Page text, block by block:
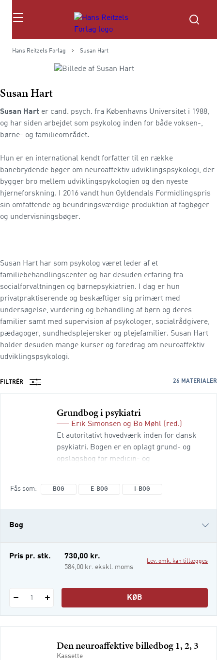
Søg
Hans Reitzels Forlag Susan Hart
Susan Hart
Susan Hart er cand. psych. fra Københavns Universitet i 1988,
og har siden arbejdet som psykolog inden for både voksen-,
børne- og familieområdet.
Hun er en international kendt forfatter til en række
banebrydende bøger om neuroaffektiv udviklingspsykologi, der
bygger bro mellem udviklingspykologien og den nyeste
hjerneforskning. I 2016 vandt hun Gyldendals Formidlingspris
sin omfattende og beundringsværdige produktion af fagbøger
og undervisningsbøger.
Susan Hart har som psykolog været leder af et
familiebehandlingscenter og har desuden erfaring fra
socialforvaltningen og børnepsykiatrien. I dag er hun
privatpraktiserende og beskæftiger sig primært med
undersøgelse, vurdering og behandling af børn og deres
familier samt med supervision af psykologer, socialrådgivere,
pædagoger, sundhedsplejersker og plejefamilier. Susan Hart
holder desuden mange kurser og foredrag om neuroaffektiv
udviklingspsykologi.
FILTRÉR 26 MATERIALER
Grundbog i psykiatri
Erik Simonsen og Bo Møhl
(red.)
Et autoritativt hovedværk inden for dansk
psykiatri. Bogen er en oplagt grund- og
opslagsbog for medicin- og
socialforvaltninger. Denne tredje udgave
indeholder beskrivel
Fås som BOG E-BOG I-BOG
Bog
e-bog
Pris pr. stk. 730,00 kr.
584,00 kr. ekskl. moms
Lev. omk. kan tillægges
1 KØB
Den neuroaffektive billedbog 1, 2, 3
Kassette